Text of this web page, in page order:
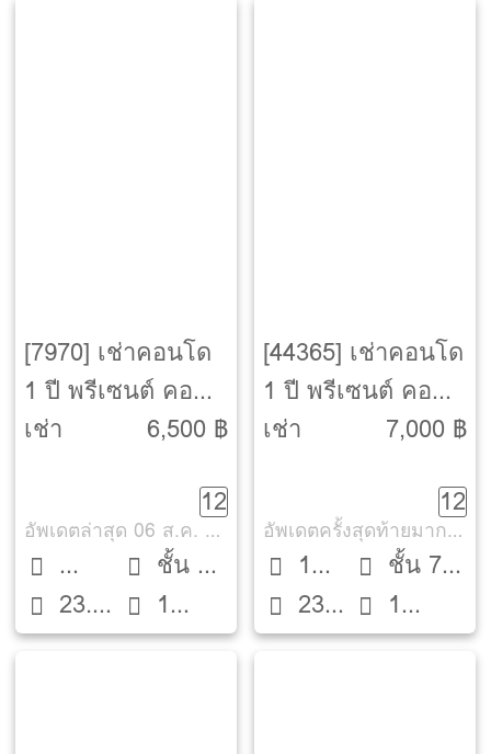
[7970] เช่าคอนโด
1 ปี พรีเซนต์ คอน
โด วุฒากาศ-เอกชัย
Ekachai]
เช่า
6,500 ฿
12
อัพเดตล่าสุด 06 ส.ค. 2569
Studio
23.7
ตรม.
ชั้น 5
ตึก A
1
ห้องน้ำ
[44365] เช่าคอนโด
1 ปี พรีเซนต์ คอน
โด วุฒากาศ-เอกชัย
Ekachai]
เช่า
7,000 ฿
12
อัพเดตครั้งสุดท้ายมากกว่า 30 วัน
1
Bed23
ตรม.
ชั้น 7
ตึก B
1
ห้องน้ำ